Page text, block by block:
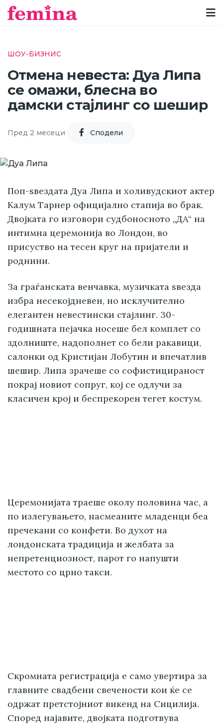
ШОУ-БИЗНИС
Отмена невеста: Дуа Липа
се омажи, блесна во
дамски стајлинг со шешир
Пред 2 месеци Cподели
Поп-ѕвездата Дуа Липа и холивудскиот актер
Калум Тарнер официјално стапија во брак.
Двојката го изговори судбоносното „ДА“ на
интимна церемонија во Лондон, во
присуство на тесен круг на пријатели и
роднини.
За граѓанската венчавка, музичката ѕвезда
избра несекојдневен, но исклучително
елегантен невестински стајлинг. 30-
годишната пејачка носеше бел комплет со
здолниште, надополнет со бели ракавици,
салонки од Кристијан Лобутин и впечатлив
шешир. Липа зрачеше со софистицираност
покрај новиот сопруг, кој се одлучи за
класичен крој и беспрекорен тегет костум.
Церемонијата траеше околу половина час, а
по излегувањето, насмеаните младенци беа
пречекани со конфети. Во духот на
лондонската традиција и желбата за
непретенциозност, парот го напушти
местото со црно такси.
Скромната регистрација е само увертира за
главните свадбени свечености кои ќе се
одржат претстојниот викенд на Сицилија.
Според најавите, двојката подготвува